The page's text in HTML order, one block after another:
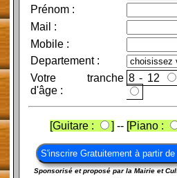
Prénom:
Mail :
Mobile:
Departement :
Votre tranche
d'âge :
8 - 12
[Guitare : ] -- [Piano :
Sponsorisé et proposé par la Mairie et